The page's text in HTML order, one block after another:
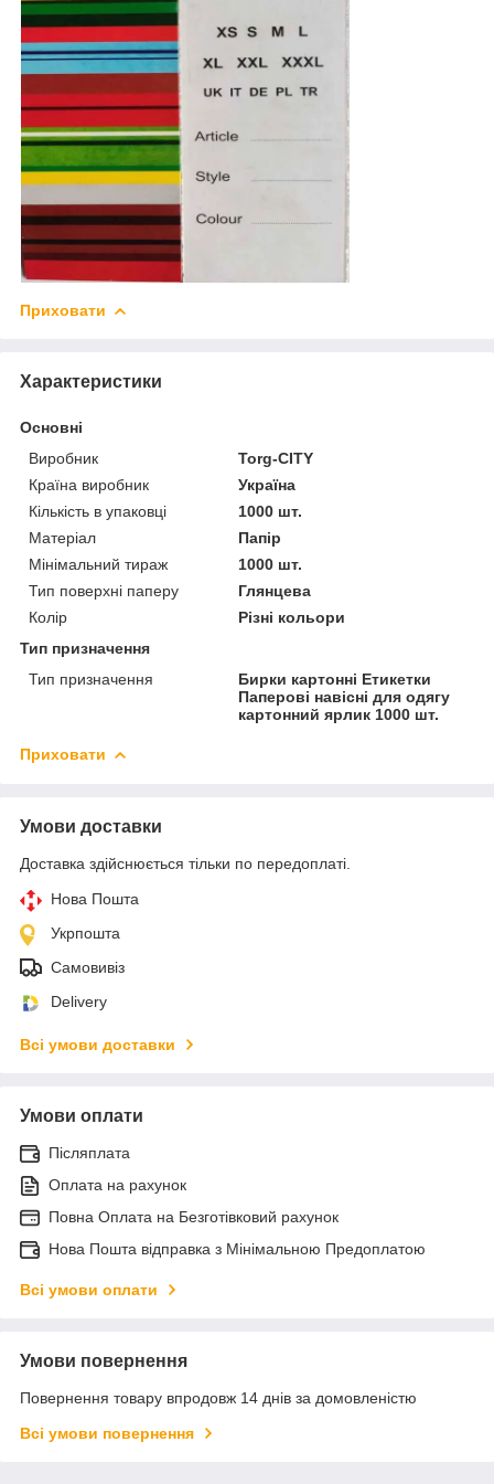
Приховати
Характеристики
Основні
Виробник
Torg-CITY
Країна виробник
Україна
Кількість в упаковці
1000 шт.
Матеріал
Папір
Мінімальний тираж
1000 шт.
Тип поверхні паперу
Глянцева
Колір
Різні кольори
Тип призначення
Тип призначення
Бирки картонні Етикетки
Паперові навісні для одягу
картонний ярлик 1000 шт.
Приховати
Умови доставки
Доставка здійснюється тільки по передоплаті.
Нова Пошта
Укрпошта
Самовивіз
Delivery
Всі умови доставки
Умови оплати
Післяплата
Оплата на рахунок
Повна Оплата на Безготівковий рахунок
Нова Пошта відправка з Мінімальною Предоплатою
Всі умови оплати
Умови повернення
Повернення товару впродовж 14 днів за домовленістю
Всі умови повернення